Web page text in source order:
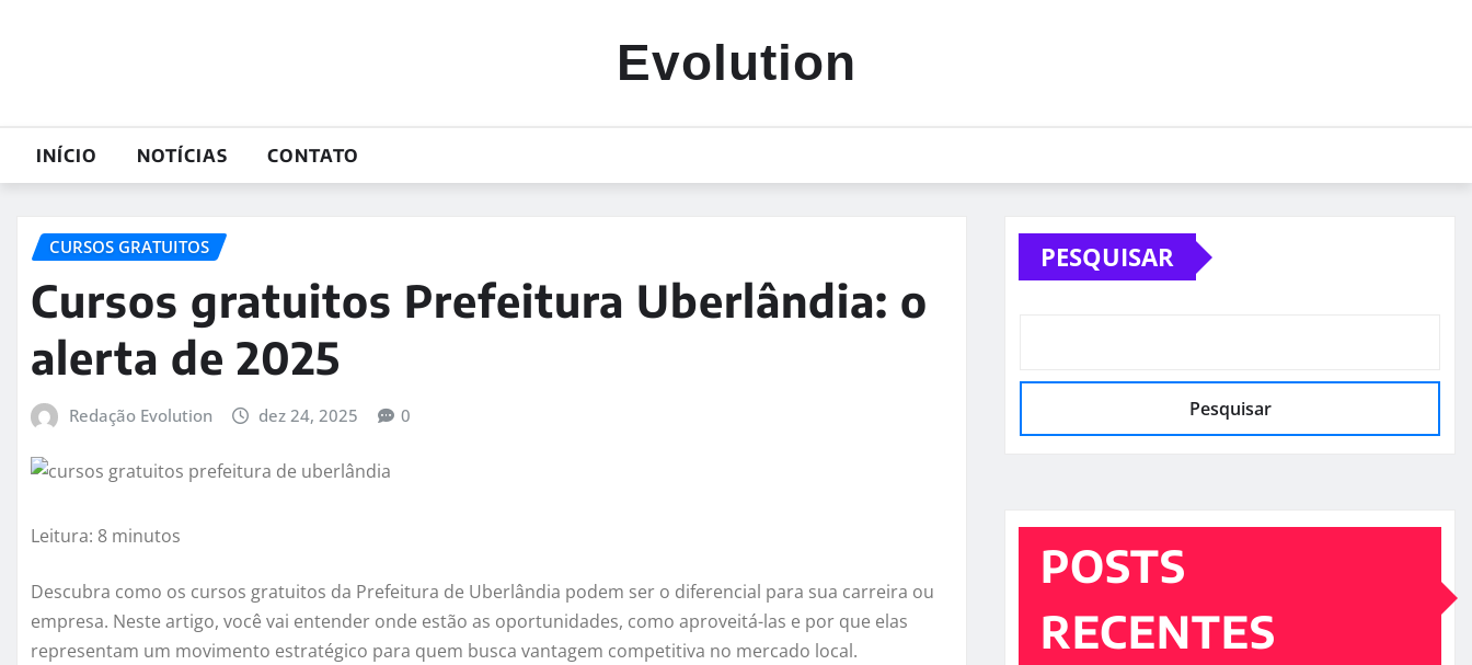
Evolution
INÍCIO NOTÍCIAS CONTATO
CURSOS GRATUITOS
Cursos gratuitos Prefeitura Uberlândia: o
alerta de 2025
Redação Evolution dez 24, 2025 0
Leitura: 8 minutos
Descubra como os cursos gratuitos da Prefeitura de Uberlândia podem ser o diferencial para sua carreira ou
empresa. Neste artigo, você vai entender onde estão as oportunidades, como aproveitá-las e por que elas
representam um movimento estratégico para quem busca vantagem competitiva no mercado local.
PESQUISAR
Pesquisar
POSTS
RECENTES